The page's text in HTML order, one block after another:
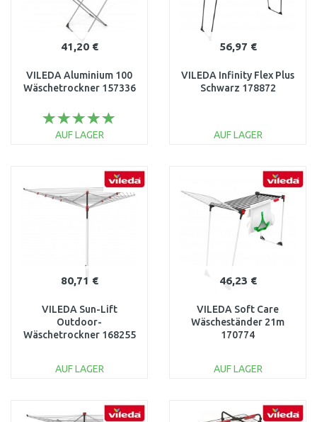
41,20 €
VILEDA Aluminium 100
Wäschetrockner 157336
AUF LAGER
WARENKORB
Vergleichen
56,97 €
VILEDA Infinity Flex Plus
Schwarz 178872
AUF LAGER
WARENKORB
Vergleichen
80,71 €
VILEDA Sun-Lift
Outdoor-
Wäschetrockner 168255
AUF LAGER
WARENKORB
46,23 €
VILEDA Soft Care
Wäscheständer 21m
170774
AUF LAGER
WARENKORB